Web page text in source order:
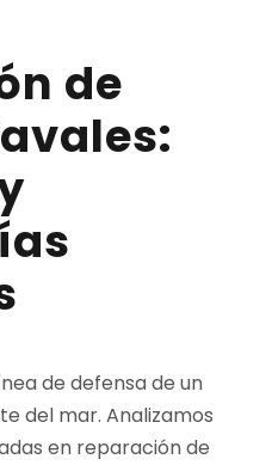
de
de defensa de un
del mar. Analizamos
en reparación de